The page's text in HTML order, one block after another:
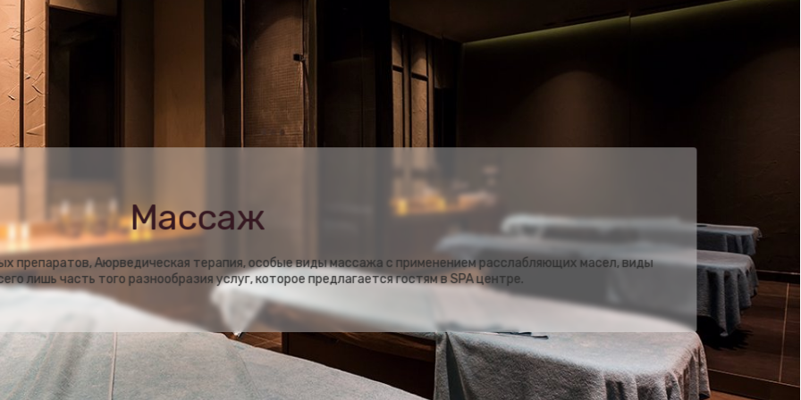
Массаж
препаратов, Аюрведическая терапия, особые виды массажа с применением расслабляющих масел, виды
лишь часть того разнообразия услуг, которое предлагается гостям в SPA центре.
препаратов, Аюрведическая терапия, особые виды массажа с применением расслабляющих масел, виды
лишь часть того разнообразия услуг, которое предлагается гостям в SPA центре.